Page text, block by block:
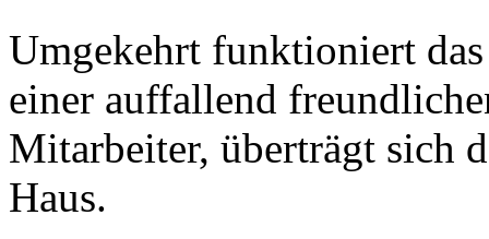
Umgekehrt funktioniert
einer auffallend
Mitarbeiter, überträgt sich
Haus.